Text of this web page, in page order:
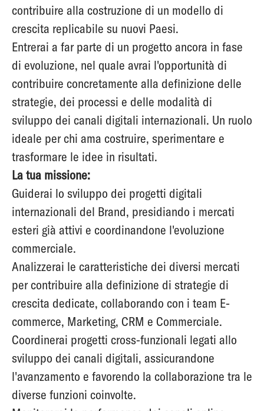
contribuire alla costruzione di un modello di
crescita replicabile su nuovi Paesi.
Entrerai a far parte di un progetto ancora in fase
di evoluzione, nel quale avrai l'opportunità di
contribuire concretamente alla definizione delle
strategie, dei processi e delle modalità di
sviluppo dei canali digitali internazionali. Un ruolo
ideale per chi ama costruire, sperimentare e
trasformare le idee in risultati.
La tua missione:
Guiderai lo sviluppo dei progetti digitali
internazionali del Brand, presidiando i mercati
esteri già attivi e coordinandone l'evoluzione
commerciale.
Analizzerai le caratteristiche dei diversi mercati
per contribuire alla definizione di strategie di
crescita dedicate, collaborando con i team E-
commerce, Marketing, CRM e Commerciale.
Coordinerai progetti cross-funzionali legati allo
sviluppo dei canali digitali, assicurandone
l'avanzamento e favorendo la collaborazione tra le
diverse funzioni coinvolte.